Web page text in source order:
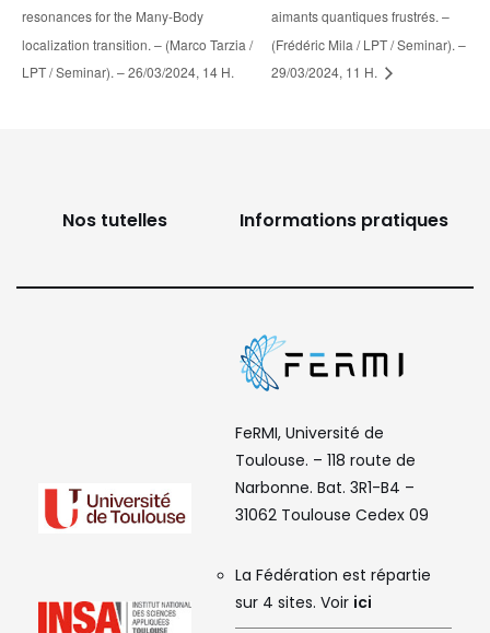
resonances for the Many-Body
localization transition. – (Marco Tarzia /
LPT / Seminar). – 26/03/2024, 14 H.
aimants quantiques frustrés. –
(Frédéric Mila / LPT / Seminar). –
29/03/2024, 11 H.
Nos tutelles Informations pratiques
FeRMI, Université de
Toulouse. – 118 route de
Narbonne. Bat. 3R1-B4 –
31062 Toulouse Cedex 09
La Fédération est répartie
sur 4 sites. Voir ici